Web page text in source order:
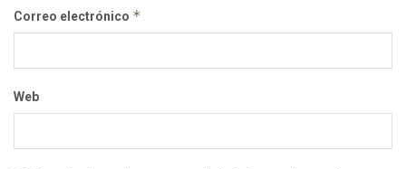
Correo electrónico *
Web